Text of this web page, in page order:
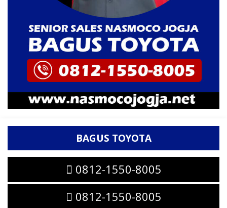
BAGUS TOYOTA
0812-1550-8005
0812-1550-8005